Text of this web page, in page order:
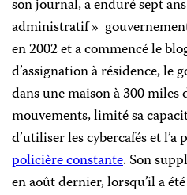
son journal, a enduré sept
administratif »
en 2002 et a commencé le
d’assignation à résidence, le
dans une maison à 300 miles
mouvements, limité sa
d’utiliser les cybercafés et l’a
policière constante. Son
en août dernier, lorsqu’il a